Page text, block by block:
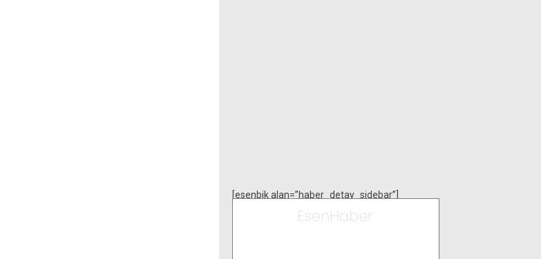
[esenbik alan=”haber_detay_sidebar”]